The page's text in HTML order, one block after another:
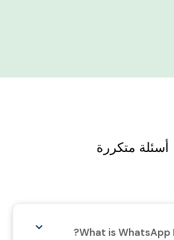
أسئلة متكررة
What is WhatsApp